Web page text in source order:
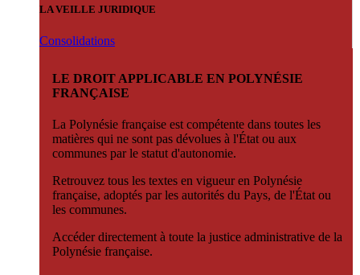
LA VEILLE JURIDIQUE
Consolidations
LE DROIT APPLICABLE EN POLYNÉSIE
FRANÇAISE
La Polynésie française est compétente dans toutes les
matières qui ne sont pas dévolues à l'État ou aux
communes par le statut d'autonomie.
Retrouvez tous les textes en vigueur en Polynésie
française, adoptés par les autorités du Pays, de l'État ou
les communes.
Accéder directement à toute la justice administrative de la
Polynésie française.